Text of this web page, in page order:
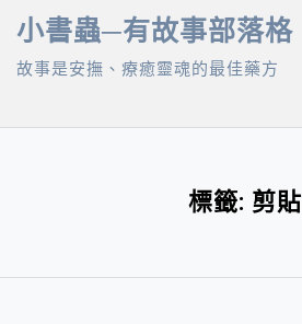
Skip
content
小書蟲─有故事部落格
故事是安撫、療癒靈魂的最佳藥方
標籤: 剪貼